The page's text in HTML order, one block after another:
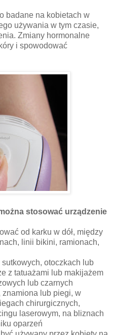
badane na kobietach w
używania w tym czasie,
Zmiany hormonalne
i spowodować
stosować urządzenie
od karku w dół, między
linii bikini, ramionach,
otoczkach lub
z tatuażami lub makijażem
lub czarnych
znamiona lub piegi, w
chirurgicznych,
laserowym, na bliznach
oparzeń